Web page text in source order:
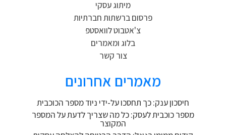
מיתוג עסקי
פרסום ברשתות חברתיות
צ'אטבוט לוואסטפ
בלוג ומאמרים
צור קשר
מאמרים אחרונים
חיסכון ענק: כך תחסכו על-ידי ניוד מספר הכוכבית
מספר כוכבית לעסק: כל מה שצריך לדעת על המספר
המקוצר